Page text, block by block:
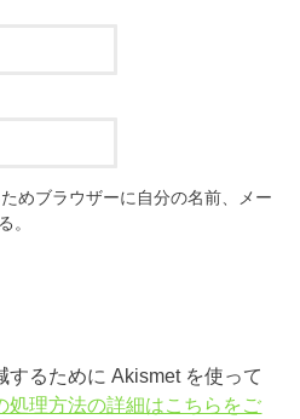
めブラウザーに自分の名前、メー
。
するために Akismet を使って
処理方法の詳細はこちらをご